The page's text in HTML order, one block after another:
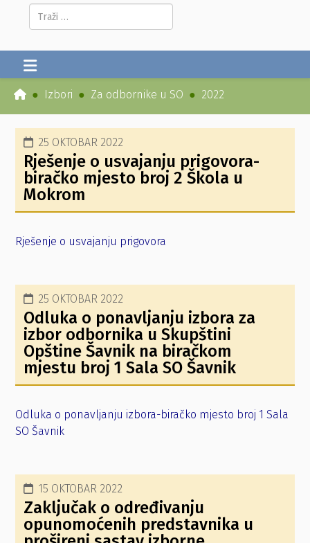
Pretraga...
Izbori Za odbornike u SO 2022
25 OKTOBAR 2022
Rješenje o usvajanju prigovora-
biračko mjesto broj 2 Škola u
Mokrom
Rješenje o usvajanju prigovora
25 OKTOBAR 2022
Odluka o ponavljanju izbora za
izbor odbornika u Skupštini
Opštine Šavnik na biračkom
mjestu broj 1 Sala SO Šavnik
Odluka o ponavljanju izbora-biračko mjesto broj 1 Sala
SO Šavnik
15 OKTOBAR 2022
Zaključak o određivanju
opunomoćenih predstavnika u